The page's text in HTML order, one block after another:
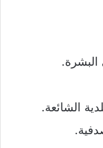
البشرة.
الشائعة.